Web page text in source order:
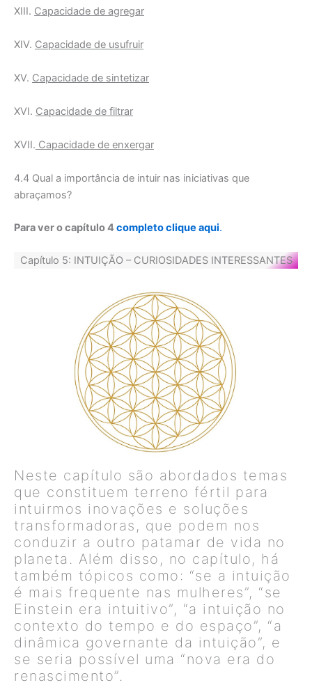
XIII. Capacidade de agregar
XIV. Capacidade de usufruir
XV. Capacidade de sintetizar
XVI. Capacidade de filtrar
XVII. Capacidade de enxergar
4.4 Qual a importância de intuir nas iniciativas que
abraçamos?
Para ver o capítulo 4completo clique aqui.
Capítulo 5: INTUIÇÃO – CURIOSIDADES INTERESSANTES
Neste capítulo são abordados temas
que constituem terreno fértil para
intuirmos inovações e soluções
transformadoras, que podem nos
conduzir a outro patamar de vida no
planeta. Além disso, no capítulo, há
também tópicos como: “se a intuição
é mais frequente nas mulheres”, “se
Einstein era intuitivo”, “a intuição no
contexto do tempo e do espaço”, “a
dinâmica governante da intuição”, e
se seria possível uma “nova era do
renascimento”.